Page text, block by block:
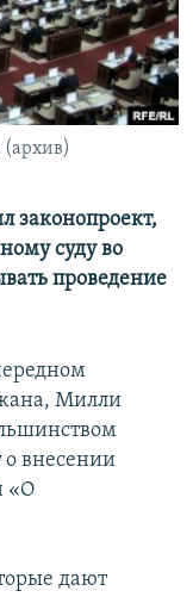
(архив)
законопроект,
суду во
проведение
Милли
о внесении
«О
дают